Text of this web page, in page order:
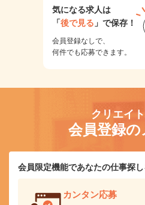
気になる求人は
「後で見る 」で保存！
会員登録なしで、
何件でも応募できます。
クリエイ
会員登録の
会員限定機能であなたの仕事探し
カンタン応募